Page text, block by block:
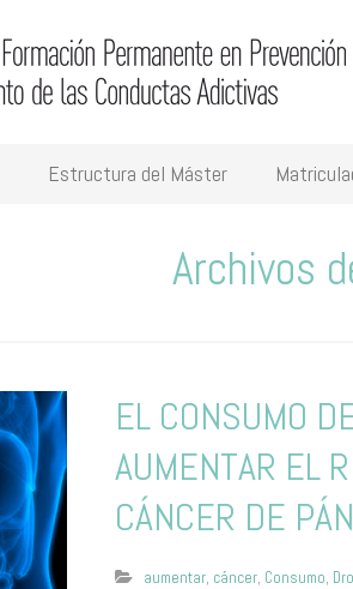
Estructura del Máster
Archivos
EL CONSUMO
AUMENTAR EL
CÁNCER DE
aumentar, cáncer, Consumo,